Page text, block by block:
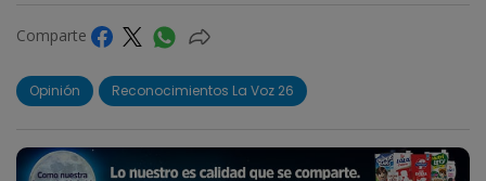
Comparte
Opinión Reconocimientos La Voz 26